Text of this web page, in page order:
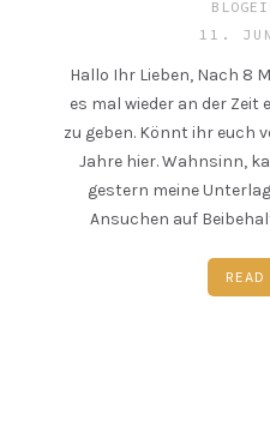
11.
Hallo Ihr Lieben, Nach 8
es mal wieder an der Zeit
zu geben. Könnt ihr euch
Jahre hier. Wahnsinn,
gestern meine
Ansuchen auf
READ